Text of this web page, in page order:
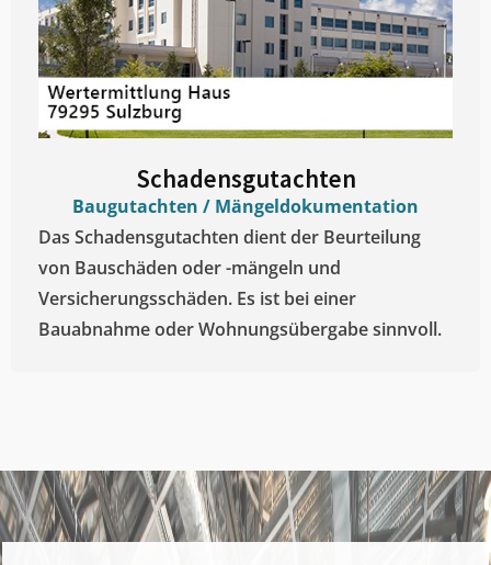
Schadensgutachten
Baugutachten / Mängeldokumentation
Das Schadensgutachten dient der Beurteilung
von Bauschäden oder -mängeln und
Versicherungsschäden. Es ist bei einer
Bauabnahme oder Wohnungsübergabe sinnvoll.